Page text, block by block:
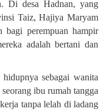
Di desa Hadnan, yang
Taiz, Hajiya Maryam
bagi perempuan hampir
adalah bertani dan
sebagai wanita
ibu rumah tangga
tanpa lelah di ladang